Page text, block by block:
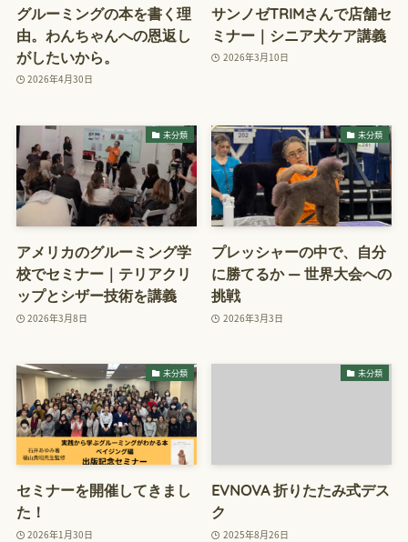
グルーミングの本を書く理
由。わんちゃんへの恩返し
がしたいから。
2026年4月30日
サンノゼTRIMさんで店舗セ
ミナー｜シニア犬ケア講義
2026年3月10日
未分類
アメリカのグルーミング学
校でセミナー｜テリアクリ
ップとシザー技術を講義
2026年3月8日
未分類
プレッシャーの中で、自分
に勝てるか ― 世界大会への
挑戦
2026年3月3日
未分類
セミナーを開催してきまし
た！
2026年1月30日
未分類
EVNOVA 折りたたみ式デス
ク
2025年8月26日